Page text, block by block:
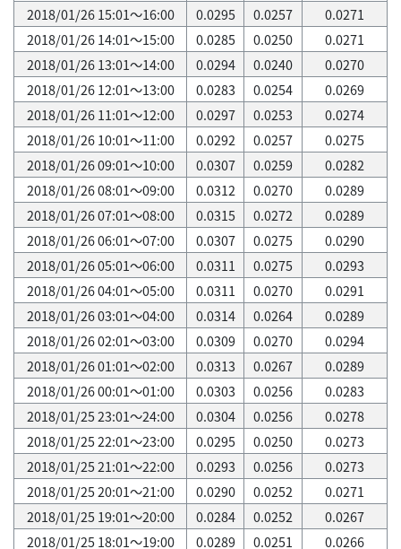
2018/01/26 15:01～16:00
0.0295 0.0257
0.0271
2018/01/26 14:01～15:00
0.0285 0.0250
0.0271
2018/01/26 13:01～14:00
0.0294 0.0240
0.0270
2018/01/26 12:01～13:00
0.0283 0.0254
0.0269
2018/01/26 11:01～12:00
0.0297 0.0253
0.0274
2018/01/26 10:01～11:00
0.0292 0.0257
0.0275
2018/01/26 09:01～10:00
0.0307 0.0259
0.0282
2018/01/26 08:01～09:00
0.0312 0.0270
0.0289
2018/01/26 07:01～08:00
0.0315 0.0272
0.0289
2018/01/26 06:01～07:00
0.0307 0.0275
0.0290
2018/01/26 05:01～06:00
0.0311 0.0275
0.0293
2018/01/26 04:01～05:00
0.0311 0.0270
0.0291
2018/01/26 03:01～04:00
0.0314 0.0264
0.0289
2018/01/26 02:01～03:00
0.0309 0.0270
0.0294
2018/01/26 01:01～02:00
0.0313 0.0267
0.0289
2018/01/26 00:01～01:00
0.0303 0.0256
0.0283
2018/01/25 23:01～24:00
0.0304 0.0256
0.0278
2018/01/25 22:01～23:00
0.0295 0.0250
0.0273
2018/01/25 21:01～22:00
0.0293 0.0256
0.0273
2018/01/25 20:01～21:00
0.0290 0.0252
0.0271
2018/01/25 19:01～20:00
0.0284 0.0252
0.0267
2018/01/25 18:01～19:00
0.0289 0.0251 0.0266